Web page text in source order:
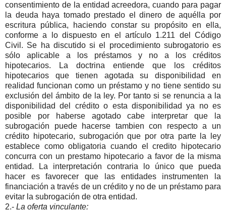
consentimiento de la entidad acreedora, cuando para pagar
la deuda haya tomado prestado el dinero de aquélla por
escritura pública, haciendo constar su propósito en ella,
conforme a lo dispuesto en el artículo 1.211 del Código
Civil. Se ha discutido si el procedimiento subrogatorio es
sólo aplicable a los préstamos y no a los créditos
hipotecarios. La doctrina entiende que los créditos
hipotecarios que tienen agotada su disponibilidad en
realidad funcionan como un préstamo y no tiene sentido su
exclusión del ámbito de la ley. Por tanto si se renuncia a la
disponibilidad del crédito o esta disponibilidad ya no es
posible por haberse agotado cabe interpretar que la
subrogación puede hacerse tambien con respecto a un
crédito hipotecario, subrogación que por otra parte la ley
establece como obligatoria cuando el credito hipotecario
concurra con un prestamo hipotecario a favor de la misma
entidad. La interpretación contraria lo único que pueda
hacer es favorecer que las entidades instrumenten la
financiación a través de un crédito y no de un préstamo para
evitar la subrogación de otra entidad.
2.- La oferta vinculante: